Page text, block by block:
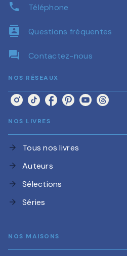
phone Téléphone
contacts Questions fréquentes
question_answer Contactez-nous
NOS RÉSEAUX
NOS LIVRES
arrow_forward Tous nos livres
arrow_forward Auteurs
arrow_forward Sélections
arrow_forward Séries
NOS MAISONS